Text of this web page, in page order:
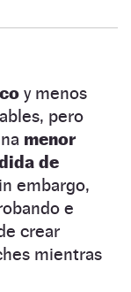
y menos
pero
menor
de
embargo,
e
crear
mientras